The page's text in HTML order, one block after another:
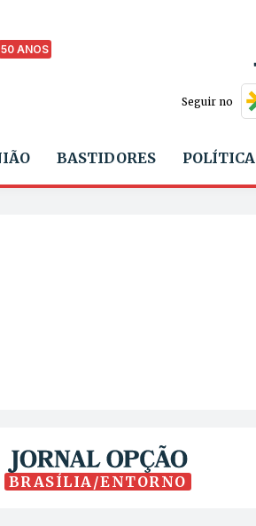
50 ANOS
Seguir no
BASTIDORES POLÍTICA
BRASÍLIA/ENTORNO